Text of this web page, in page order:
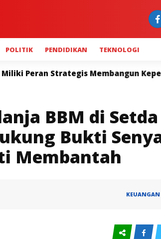
POLITIK PENDIDIKAN TEKNOLOGI
Membangun Kepercayaan Publik
BBM di Setda
Bukti
Membantah
KEUANGAN